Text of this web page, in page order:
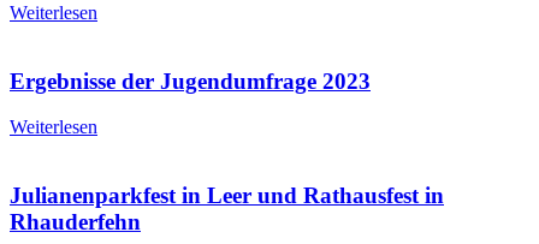
Weiterlesen
Ergebnisse der Jugendumfrage 2023
Weiterlesen
Julianenparkfest in Leer und Rathausfest in
Rhauderfehn